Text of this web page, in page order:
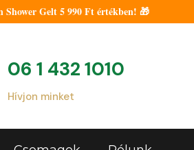
Gelt 5 990 Ft értékben! 🎁
06 1 432 1010
Hívjon minket